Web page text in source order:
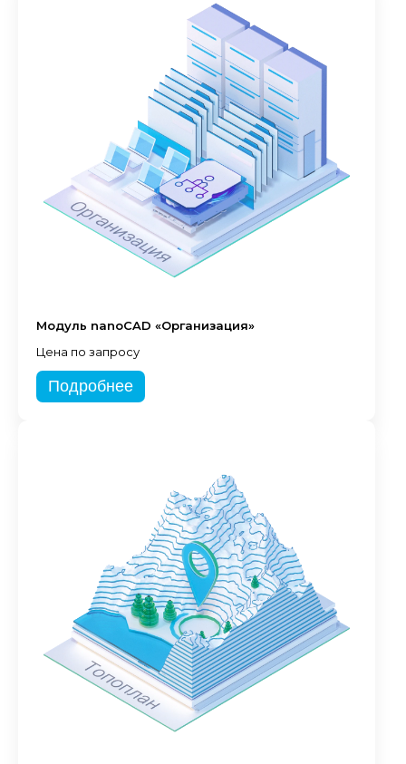
Модуль nanoCAD «Организация»
Цена по запросу
Подробнее